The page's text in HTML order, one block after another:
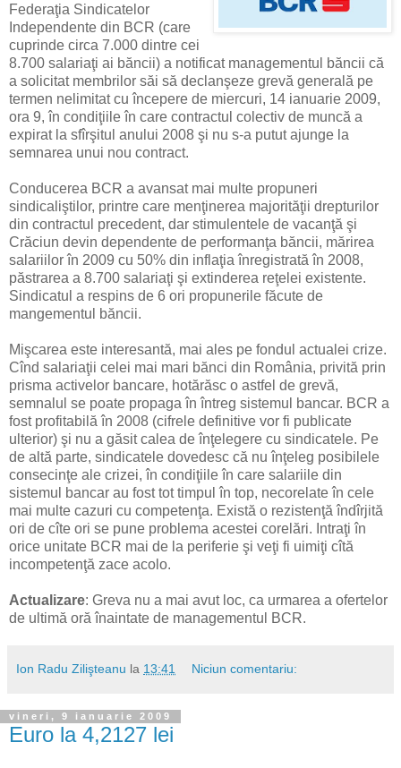
Federaţia Sindicatelor
Independente din BCR (care
cuprinde circa 7.000 dintre cei
8.700 salariaţi ai băncii) a notificat managementul băncii că
a solicitat membrilor săi să declanşeze grevă generală pe
termen nelimitat cu începere de miercuri, 14 ianuarie 2009,
ora 9, în condiţiile în care contractul colectiv de muncă a
expirat la sfîrşitul anului 2008 şi nu s-a putut ajunge la
semnarea unui nou contract.
Conducerea BCR a avansat mai multe propuneri
sindicaliştilor, printre care menţinerea majorităţii drepturilor
din contractul precedent, dar stimulentele de vacanţă şi
Crăciun devin dependente de performanţa băncii, mărirea
salariilor în 2009 cu 50% din inflaţia înregistrată în 2008,
păstrarea a 8.700 salariaţi şi extinderea reţelei existente.
Sindicatul a respins de 6 ori propunerile făcute de
mangementul băncii.
Mişcarea este interesantă, mai ales pe fondul actualei crize.
Cînd salariaţii celei mai mari bănci din România, privită prin
prisma activelor bancare, hotărăsc o astfel de grevă,
semnalul se poate propaga în întreg sistemul bancar. BCR a
fost profitabilă în 2008 (cifrele definitive vor fi publicate
ulterior) şi nu a găsit calea de înţelegere cu sindicatele. Pe
de altă parte, sindicatele dovedesc că nu înţeleg posibilele
consecinţe ale crizei, în condiţiile în care salariile din
sistemul bancar au fost tot timpul în top, necorelate în cele
mai multe cazuri cu competenţa. Există o rezistenţă îndîrjită
ori de cîte ori se pune problema acestei corelări. Intraţi în
orice unitate BCR mai de la periferie şi veţi fi uimiţi cîtă
incompetenţă zace acolo.
Actualizare: Greva nu a mai avut loc, ca urmarea a ofertelor
de ultimă oră înaintate de managementul BCR.
Ion Radu Zilişteanu la 13:41 Niciun comentariu:
vineri, 9 ianuarie 2009
Euro la 4,2127 lei